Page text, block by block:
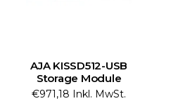
AJA KISSD512-USB
Storage Module
€971,18 Inkl. MwSt.